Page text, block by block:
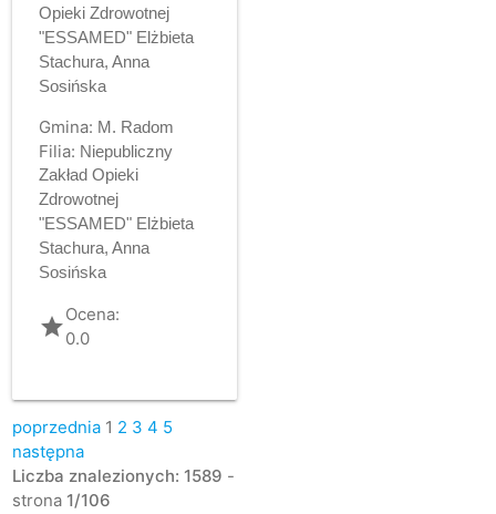
Opieki Zdrowotnej
"ESSAMED" Elżbieta
Stachura, Anna
Sosińska
Gmina: M. Radom
Filia: Niepubliczny
Zakład Opieki
Zdrowotnej
"ESSAMED" Elżbieta
Stachura, Anna
Sosińska
gradeOcena:
0.0
poprzednia 1 2 3 4 5
następna
Liczba znalezionych: 1589 -
strona 1/106